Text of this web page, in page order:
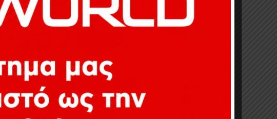
Action Figures
News Statues